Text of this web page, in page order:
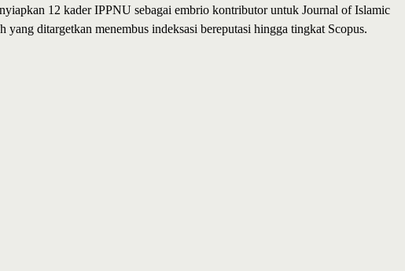
12 kader IPPNU sebagai embrio kontributor untuk Journal of Islamic
ditargetkan menembus indeksasi bereputasi hingga tingkat Scopus.